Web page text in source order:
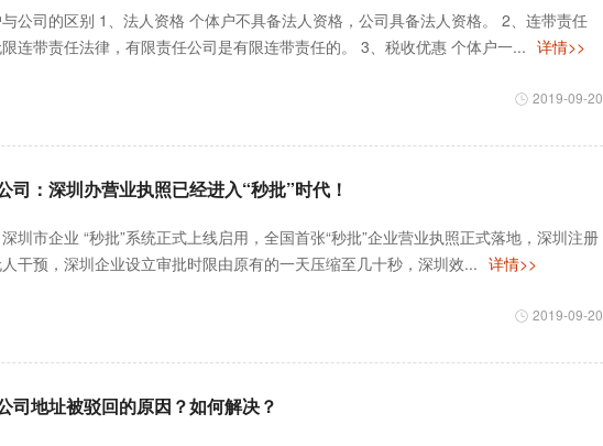
公司的区别 1、法人资格 个体户不具备法人资格，公司具备法人资格。 2、连带责任
连带责任法律，有限责任公司是有限连带责任的。 3、税收优惠 个体户一... 详情>>
2019-09-20
司：深圳办营业执照已经进入“秒批”时代！
圳市企业 “秒批”系统正式上线启用，全国首张“秒批”企业营业执照正式落地，深圳注册
干预，深圳企业设立审批时限由原有的一天压缩至几十秒，深圳效... 详情>>
2019-09-20
司地址被驳回的原因？如何解决？